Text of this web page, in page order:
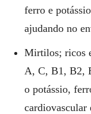
ferro e
ajudando no
Mirtilos; ricos
A, C, B1, B2,
o potássio,